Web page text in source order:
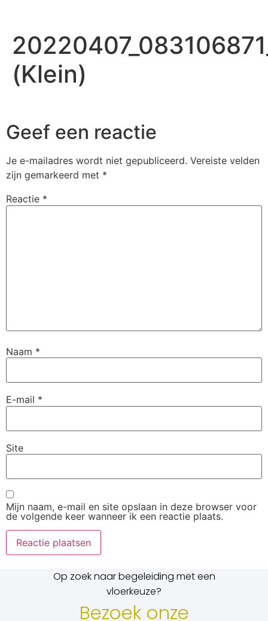
(Klein)
Geef een reactie
Je e-mailadres wordt niet gepubliceerd. Vereiste velden
zijn gemarkeerd met *
Reactie *
Naam *
E-mail *
Site
Mijn naam, e-mail en site opslaan in deze browser voor
de volgende keer wanneer ik een reactie plaats.
Op zoek naar begeleiding met een
vloerkeuze?
Bezoek onze